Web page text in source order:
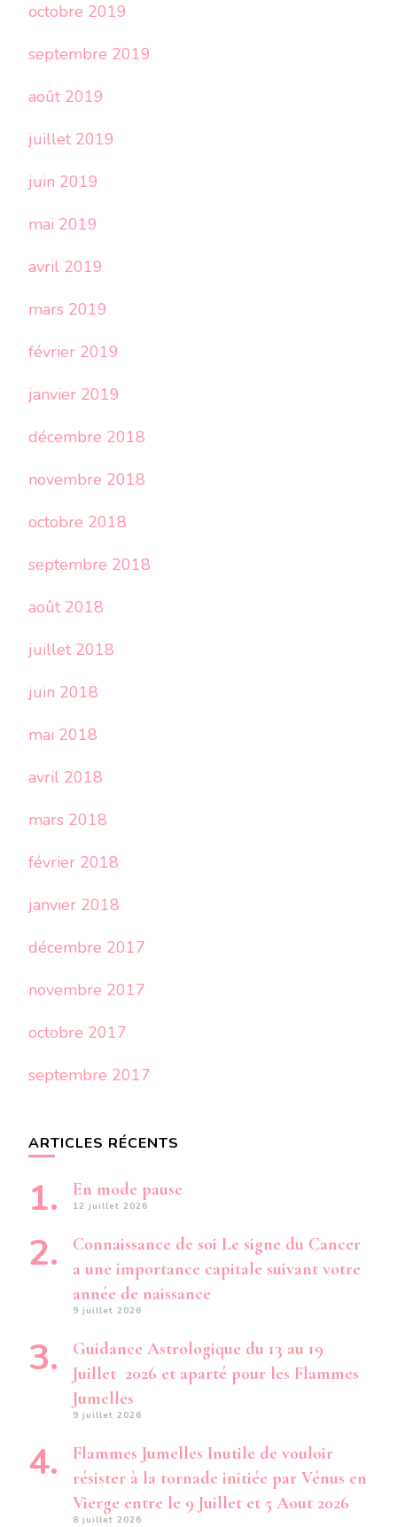
octobre 2019
septembre 2019
août 2019
juillet 2019
juin 2019
mai 2019
avril 2019
mars 2019
février 2019
janvier 2019
décembre 2018
novembre 2018
octobre 2018
septembre 2018
août 2018
juillet 2018
juin 2018
mai 2018
avril 2018
mars 2018
février 2018
janvier 2018
décembre 2017
novembre 2017
octobre 2017
septembre 2017
ARTICLES RÉCENTS
En mode pause
12 juillet 2026
Connaissance de soi Le signe du Cancer
a une importance capitale suivant votre
année de naissance
9 juillet 2026
Guidance Astrologique du 13 au 19
Juillet 2026 et aparté pour les Flammes
Jumelles
9 juillet 2026
Flammes Jumelles Inutile de vouloir
résister à la tornade initiée par Vénus en
Vierge entre le 9 Juillet et 5 Aout 2026
8 juillet 2026